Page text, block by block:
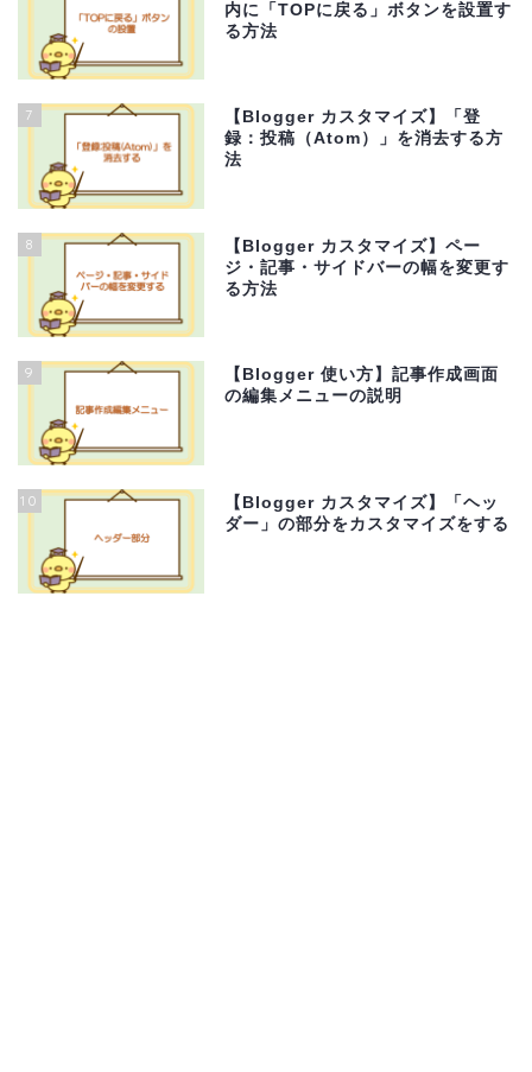
内に「TOPに戻る」ボタンを設置す
る方法
7
【Blogger カスタマイズ】「登
録：投稿（Atom）」を消去する方
法
8
【Blogger カスタマイズ】ペー
ジ・記事・サイドバーの幅を変更す
る方法
9
【Blogger 使い方】記事作成画面
の編集メニューの説明
10
【Blogger カスタマイズ】「ヘッ
ダー」の部分をカスタマイズをする